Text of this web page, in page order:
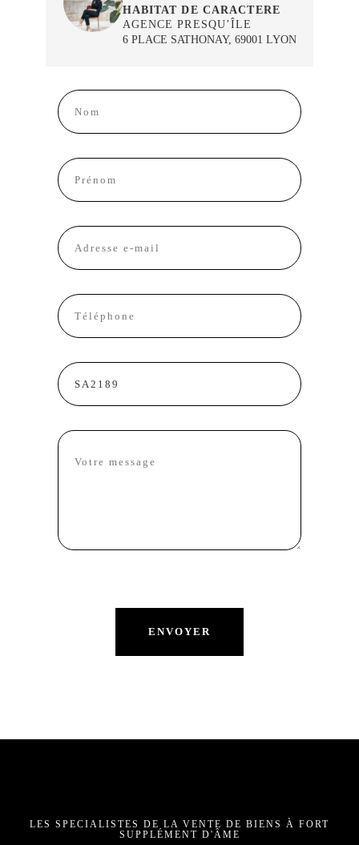
HABITAT DE CARACTERE
AGENCE PRESQU’ÎLE
6 PLACE SATHONAY, 69001 LYON
LES SPECIALISTES DE LA VENTE DE BIENS À FORT
SUPPLÉMENT D'ÂME